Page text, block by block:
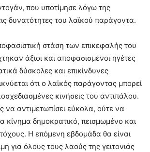
που υποτίμησε λόγω της
δυνατότητες του λαϊκού παράγοντα.
στάση των επικεφαλής του
άξιοι και αποφασισμένοι ηγέτες
δύσκολες και επικίνδυνες
ότι ο λαϊκός παράγοντας μπορεί
κινήσεις του αντιπάλου.
να αντιμετωπίσει εύκολα, ούτε να
κίνημα δημοκρατικό, πεισμωμένο και
Η επόμενη εβδομάδα θα είναι
για όλους τους λαούς της γειτονιάς